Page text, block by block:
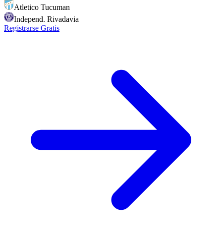
Atletico Tucuman
Independ. Rivadavia
Registrarse Gratis